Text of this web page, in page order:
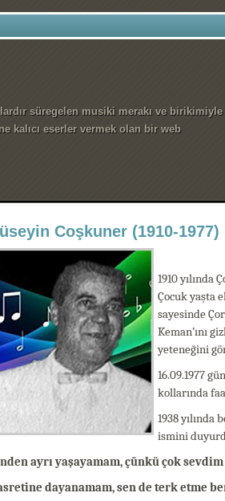
süregelen musiki merakı ve birikimiyle
kalıcı eserler vermek olan bir web
Coşkuner (1910-1977)
1910 yılında
Çocuk yaşta
sayesinde
Keman’ını
yeteneğini
16.09.1977
kollarında
1938 yılında
ismini
ayrı yaşayamam, çünkü çok
dayanamam, sen de terk etme